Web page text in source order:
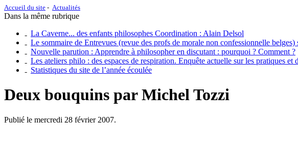
Accueil du site Actualités
Dans la même rubrique
La Caverne... des enfants philosophes Coordination : Alain Delsol
Le sommaire de Entrevues (revue des profs de morale non confessionnelle
Nouvelle parution : Apprendre à philosopher en discutant : pourquoi ? Comment ?
Les ateliers philo : des espaces de respiration. Enquête actuelle sur les pratiques
Statistiques du site de l’année écoulée
Deux bouquins par Michel Tozzi
Publié le mercredi 28 février 2007.